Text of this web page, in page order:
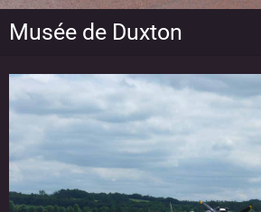
Musée de Duxton